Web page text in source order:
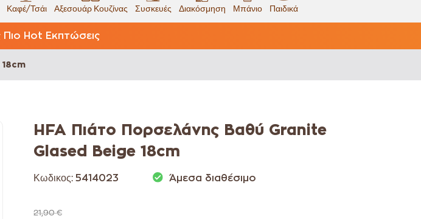
Καφέ/Τσάι Αξεσουάρ Κουζίνας Συσκευές Διακόσμηση Μπάνιο Παιδικά
Πιο Hot Εκπτώσεις
HFA Πιάτο Πορσελάνης Βαθύ Granite
Glased Beige 18cm
Κωδικος: 5414023 Άμεσα διαθέσιμο
21,90 €